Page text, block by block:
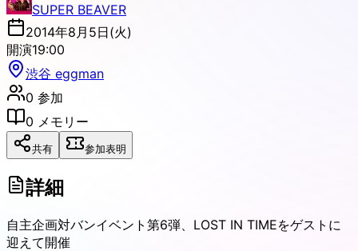
SUPER BEAVER
2014年8月5日(火)
開演19:00
渋谷 eggman
0 参加
0 メモリー
共有 参加表明
詳細
自主企画対バンイベント第6弾、LOST IN TIMEをゲストに
迎えて開催